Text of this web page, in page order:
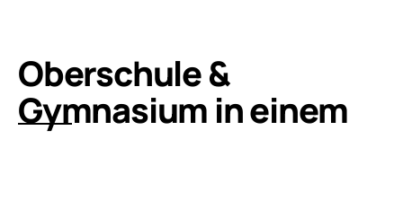
Oberschule &
Gymnasium in einem